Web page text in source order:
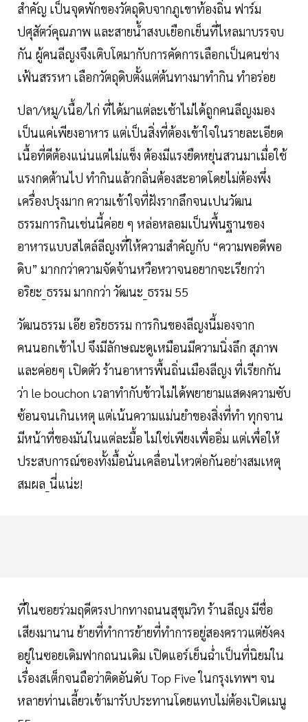
สำคัญ เป็นจุดพักของวัตถุดิบจากภูเขาท้องถิ่น ฟาร์ม
ปศุสัตว์คุณภาพ และสายน้ำสงบเยือกเย็นที่ไหลมาบรรจบ
กัน ผู้คนลีญงจึงเติบโตมากับการคัดการเลือกเป็นคนช่าง
เฟ้นสรรหา เลือกวัตถุดิบตั้งแต่ต้นทางมาทำกิน ทำอร่อย
ปลา/หมู/เนื้อ/ไก่ ที่ได้มาแต่ละเช้าไม่ได้ถูกคนลีญงมอง
เป็นแค่เพียงอาหาร แต่เป็นสิ่งที่ต้องเข้าใจในรายละเอียด
เนื้อที่ดีต้องแน่นแต่ไม่แข็ง ต้องมีแรงยืดหยุ่นสวนมาเมื่อใช้
แรงกดต้านไป ทำกินแล้วกลิ่นต้องสะอาดโดยไม่ต้องพึ่ง
เครื่องปรุงมาก ความเข้าใจที่ฝังรากลึกจนเปนวัฒน
ธรรมการกินเช่นนี้ค่อย ๆ หล่อหลอมเป็นพื้นฐานของ
อาหารแบบสไตล์ลีญงที่ให้ความสำคัญกับ “ความพอดีพอ
ดิบ” มากกว่าความจัดจ้านหวือหวาจนอยากจะเรียกว่า
อริยะ_ธรรม มากกว่า วัฒนะ_ธรรม 55
วัฒนธรรม เอ๊ย อริยธรรม การกินของลีญงนี้มองจาก
คนนอกเข้าไป จึงมีลักษณะดูเหมือนมีความนิ่งลึก สุภาพ
และค่อยๆ เปิดตัว ร้านอาหารพื้นถิ่นเมืองลีญง ที่เรียกกัน
ว่า le bouchon เวลาทำกับข้าวไม่ได้พยายามแสดงความซับ
ซ้อนจนเกินเหตุ แต่เน้นความแม่นยำของสิ่งที่ทำ ทุกจาน
มีหน้าที่ของมันในแต่ละมื้อ ไม่ใช่เพียงเพื่ออิ่ม แต่เพื่อให้
ประสบการณ์ของทั้งมื้อนั่นเคลื่อนไหวต่อกันอย่างสมเหตุ
สมผล_นี่แน่ะ!
ที่ในซอยร่วมฤดีตรงปากทางถนนสุขุมวิท ร้านลีญง มีชื่อ
เสียงมานาน ย้ายที่ทำการย้ายที่ทำการอยู่สองคราวแต่ยังคง
อยู่ในซอยเดิมฟากถนนเดิม เปิดแอร์เย็นฉ่ำเป็นที่นิยมใน
เรื่องสเต็กจนถือว่าติดอันดับ Top Five ในกรุงเทพฯ จน
หลายท่านเลี้ยวเข้ามารับประทานโดยแทบไม่ต้องเปิดเมนู